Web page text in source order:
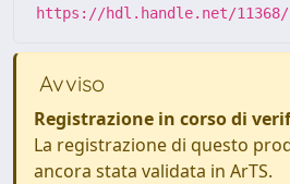
https://hdl.handle.net/11368/
Avviso
Registrazione in corso di
La registrazione di questo
ancora stata validata in ArTS.